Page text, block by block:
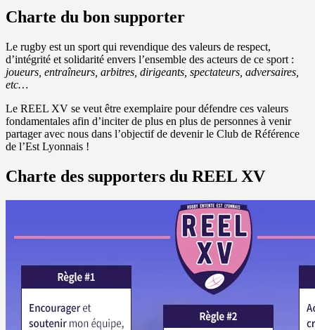
Charte du bon supporter
Le rugby est un sport qui revendique des valeurs de respect,
d’intégrité et solidarité envers l’ensemble des acteurs de ce sport :
joueurs, entraîneurs, arbitres, dirigeants, spectateurs, adversaires,
etc…
Le REEL XV se veut être exemplaire pour défendre ces valeurs
fondamentales afin d’inciter de plus en plus de personnes à venir
partager avec nous dans l’objectif de devenir le Club de Référence
de l’Est Lyonnais !
Charte des supporters du REEL XV